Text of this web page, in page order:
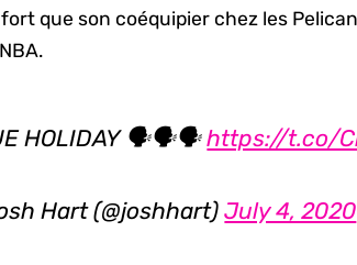
que son coéquipier chez les
HOLIDAY 🗣🗣🗣https://t.co/
Hart (@joshhart)July 4, 2020